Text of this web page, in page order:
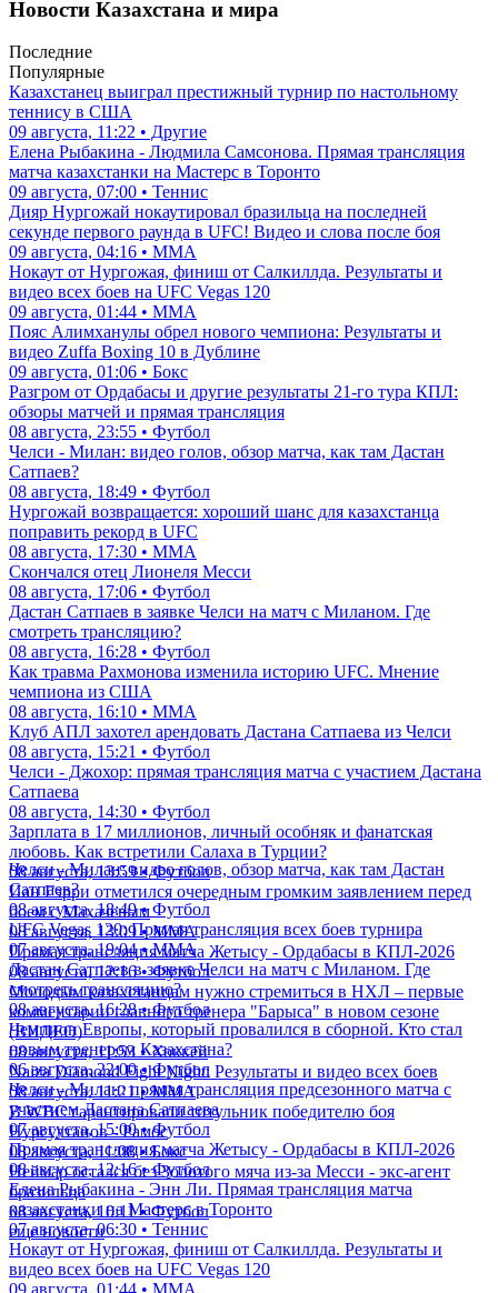
Новости Казахстана и мира
Последние
Популярные
Казахстанец выиграл престижный турнир по настольному
теннису в США
09 августа, 11:22 • Другие
Елена Рыбакина - Людмила Самсонова. Прямая трансляция
матча казахстанки на Мастерс в Торонто
09 августа, 07:00 • Теннис
Дияр Нургожай нокаутировал бразильца на последней
секунде первого раунда в UFC! Видео и слова после боя
09 августа, 04:16 • ММА
Нокаут от Нургожая, финиш от Салкиллда. Результаты и
видео всех боев на UFC Vegas 120
09 августа, 01:44 • ММА
Пояс Алимханулы обрел нового чемпиона: Результаты и
видео Zuffa Boxing 10 в Дублине
09 августа, 01:06 • Бокс
Разгром от Ордабасы и другие результаты 21-го тура КПЛ:
обзоры матчей и прямая трансляция
08 августа, 23:55 • Футбол
Челси - Милан: видео голов, обзор матча, как там Дастан
Сатпаев?
08 августа, 18:49 • Футбол
Нургожай возвращается: хороший шанс для казахстанца
поправить рекорд в UFC
08 августа, 17:30 • ММА
Скончался отец Лионеля Месси
08 августа, 17:06 • Футбол
Дастан Сатпаев в заявке Челси на матч с Миланом. Где
смотреть трансляцию?
08 августа, 16:28 • Футбол
Как травма Рахмонова изменила историю UFC. Мнение
чемпиона из США
08 августа, 16:10 • ММА
Клуб АПЛ захотел арендовать Дастана Сатпаева из Челси
08 августа, 15:21 • Футбол
Челси - Джохор: прямая трансляция матча с участием Дастана
Сатпаева
08 августа, 14:30 • Футбол
Зарплата в 17 миллионов, личный особняк и фанатская
любовь. Как встретили Салаха в Турции?
08 августа, 13:59 • Футбол
Иан Гэрри отметился очередным громким заявлением перед
боем с Махачевым
08 августа, 13:09 • ММА
Прямая трансляция матча Жетысу - Ордабасы в КПЛ-2026
08 августа, 12:16 • Футбол
Молодым казахстанцам нужно стремиться в НХЛ – первые
комментарии главного тренера "Барыса" в новом сезоне
(ВИДЕО)
08 августа, 11:53 • Хоккей
Naiza Diamond Fight Night: Результаты и видео всех боев
08 августа, 11:21 • ММА
В WBC гарантировали титульник победителю боя
Нурсултанов - Рамос
08 августа, 11:08 • Бокс
Неймар остался без Золотого мяча из-за Месси - экс-агент
бразильца
08 августа, 10:11 • Футбол
еще новости
Челси - Милан: видео голов, обзор матча, как там Дастан
Сатпаев?
08 августа, 18:49 • Футбол
UFC Vegas 120: Прямая трансляция всех боев турнира
07 августа, 19:04 • ММА
Дастан Сатпаев в заявке Челси на матч с Миланом. Где
смотреть трансляцию?
08 августа, 16:28 • Футбол
Чемпион Европы, который провалился в сборной. Кто стал
новым тренером Казахстана?
06 августа, 22:00 • Футбол
Челси - Милан: прямая трансляция предсезонного матча с
участием Дастана Сатпаева
07 августа, 15:00 • Футбол
Прямая трансляция матча Жетысу - Ордабасы в КПЛ-2026
08 августа, 12:16 • Футбол
Елена Рыбакина - Энн Ли. Прямая трансляция матча
казахстанки на Мастерс в Торонто
07 августа, 06:30 • Теннис
Нокаут от Нургожая, финиш от Салкиллда. Результаты и
видео всех боев на UFC Vegas 120